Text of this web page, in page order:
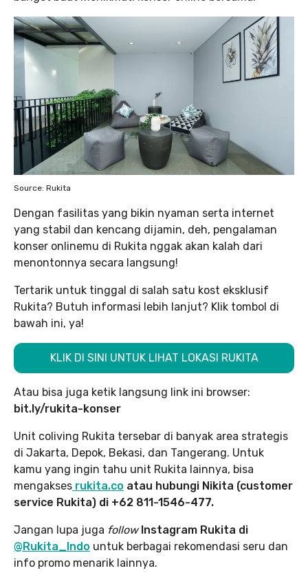
Source: Rukita
Dengan fasilitas yang bikin nyaman serta internet
yang stabil dan kencang dijamin, deh, pengalaman
konser onlinemu di Rukita nggak akan kalah dari
menontonnya secara langsung!
Tertarik untuk tinggal di salah satu kost eksklusif
Rukita? Butuh informasi lebih lanjut? Klik tombol di
bawah ini, ya!
KLIK DI SINI UNTUK LIHAT LOKASI RUKITA
Atau bisa juga ketik langsung link ini browser:
bit.ly/rukita-konser
Unit coliving Rukita tersebar di banyak area strategis
di Jakarta, Depok, Bekasi, dan Tangerang. Untuk
kamu yang ingin tahu unit Rukita lainnya, bisa
mengakses rukita.co atau hubungi Nikita (customer
service Rukita) di +62 811-1546-477.
Jangan lupa juga follow Instagram Rukita di
@Rukita_Indo untuk berbagai rekomendasi seru dan
info promo menarik lainnya.